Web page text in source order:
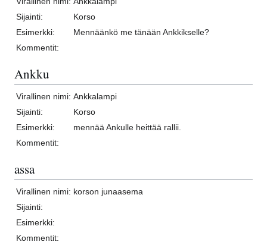
Sijainti:
Korso
Esimerkki:
Mennäänkö me tänään Ankkikselle?
Kommentit:
Ankku
Virallinen nimi: Ankkalampi
Sijainti:
Korso
Esimerkki:
mennää Ankulle heittää rallii.
Kommentit:
assa
Virallinen nimi: korson junaasema
Sijainti:
Esimerkki:
Kommentit: